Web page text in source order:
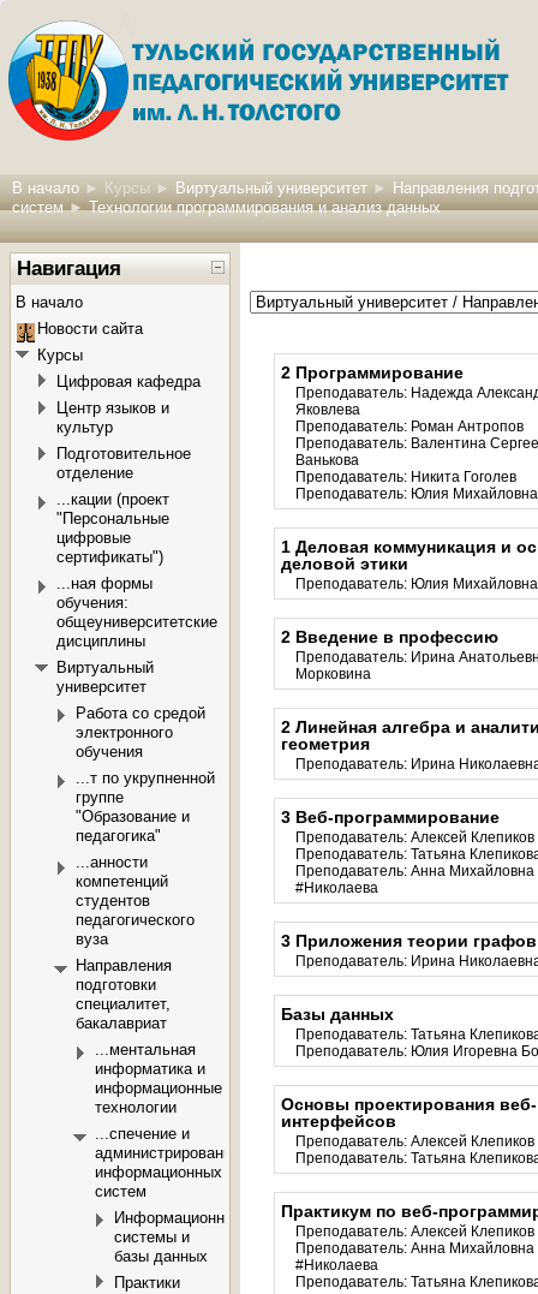
В начало ► Курсы ► Виртуальный университет ►
Направления
систем ► Технологии программирования и анализ данных
2 Программирование
Преподаватель: Надежда
Яковлева
Преподаватель: Роман Антропов
Преподаватель: Валентина
Ванькова
Преподаватель: Никита Гоголев
Преподаватель: Юлия
1 Деловая коммуникация и
деловой этики
Преподаватель: Юлия
2 Введение в профессию
Преподаватель: Ирина
Морковина
2 Линейная алгебра и
геометрия
Преподаватель: Ирина
3 Веб-программирование
Преподаватель: Алексей Клепиков
Преподаватель: Татьяна
Преподаватель: Анна Михайловна
#Николаева
3 Приложения теории графов
Преподаватель: Ирина
Базы данных
Преподаватель: Татьяна
Преподаватель: Юлия Игоревна
Основы проектирования веб-
интерфейсов
Преподаватель: Алексей Клепиков
Преподаватель: Татьяна
Практикум по веб-
Преподаватель: Алексей Клепиков
Преподаватель: Анна Михайловна
#Николаева
Преподаватель: Татьяна
Навигация
В начало
Новости сайта
Курсы
Цифровая кафедра
Центр языков и
культур
Подготовительное
отделение
...кации (проект
"Персональные
цифровые
сертификаты")
...ная формы
обучения:
общеуниверситетские
дисциплины
Виртуальный
университет
Работа со средой
электронного
обучения
...т по укрупненной
группе
"Образование и
педагогика"
...анности
компетенций
студентов
педагогического
вуза
Направления
подготовки
специалитет,
бакалавриат
...ментальная
информатика и
информационные
технологии
...спечение и
администрирование
информационных
систем
Информационные
системы и
базы данных
Практики